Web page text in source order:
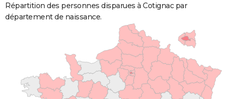
Répartition des personnes disparues à Cotignac par
département de naissance.